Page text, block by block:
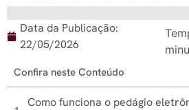
Data da Publicação:
22/05/2026
Confira neste Conteúdo
Como funciona o pedágio